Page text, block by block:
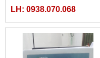
DTN
LH: 0938.070.068